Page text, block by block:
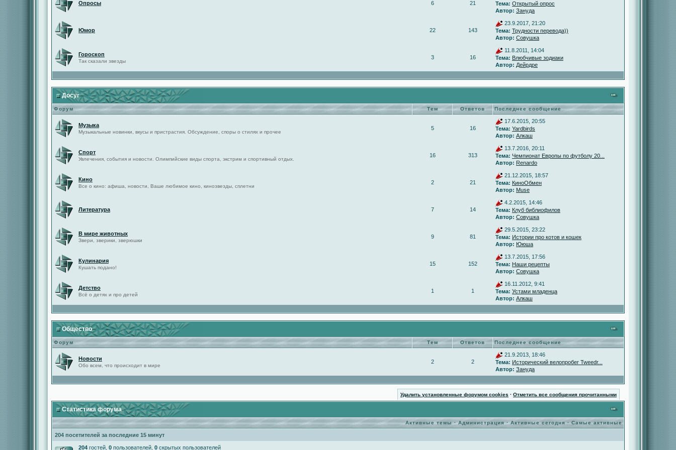
Опросы 6 21
Тема: Открытый опрос
Автор: Зануда
Юмор 22 143
23.9.2017, 21:20
Тема: Трудности перевода))
Автор: Совушка
Гороскоп
Так сказали звезды
3 16
11.8.2011, 14:04
Тема: Влюбчивые зодиаки
Автор: Дейрдре
Досуг
Форум Тем Ответов Последнее сообщение
Музыка
Музыкальные новинки, вкусы и пристрастия. Обсуждение, споры о стилях и прочее
5 16
17.6.2015, 20:55
Тема: Yardbirds
Автор: Алкаш
Спорт
Увлечения, события и новости. Олимпийские виды спорта, экстрим и спортивный отдых.
16 313
13.7.2016, 20:11
Тема: Чемпионат Европы по футболу 20...
Автор: Renardo
Кино
Все о кино: афиша, новости, Ваше любимое кино, кинозвезды, сплетни
2 21
21.12.2015, 18:57
Тема: КиноОбмен
Автор: Muse
Литература 7 14
4.2.2015, 14:46
Тема: Клуб библиофилов
Автор: Совушка
В мире животных
Звери, зверики, зверюшки
9 81
29.5.2015, 23:22
Тема: Истории про котов и кошек
Автор: Ююша
Кулинария
Кушать подано!
15 152
13.7.2015, 17:56
Тема: Наши рецепты
Автор: Совушка
Детство
Всё о детях и про детей
1 1
16.11.2012, 9:41
Тема: Устами младенца
Автор: Алкаш
Общество
Форум Тем Ответов Последнее сообщение
Новости
Обо всем, что происходит в мире
2 2
21.9.2013, 18:46
Тема: Исторический велопробег Tweedr...
Автор: Зануда
Удалить установленные форумом cookies · Отметить все сообщения прочитанными
Статистика форума
Активные темы·Администрация·Активные сегодня · Самые активные
204 посетителей за последние 15 минут
204 гостей, 0 пользователей, 0 скрытых пользователей